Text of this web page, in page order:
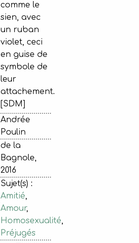
comme le
sien, avec
un ruban
violet, ceci
en guise de
symbole de
leur
attachement.
[SDM]
Andrée
Poulin
de la
Bagnole,
2016
Sujet(s) :
Amitié,
Amour,
Homosexualité,
Préjugés